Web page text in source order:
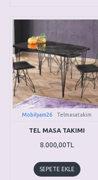
Mobilyam26 Telmasatakim
TEL MASA TAKIMI
8.000,00TL
SEPETE EKLE